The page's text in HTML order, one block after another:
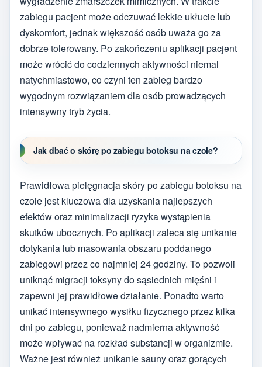
zabiegu pacjent może odczuwać lekkie ukłucie lub
dyskomfort, jednak większość osób uważa go za
dobrze tolerowany. Po zakończeniu aplikacji pacjent
może wrócić do codziennych aktywności niemal
natychmiastowo, co czyni ten zabieg bardzo
wygodnym rozwiązaniem dla osób prowadzących
intensywny tryb życia.
Jak dbać o skórę po zabiegu botoksu na czole?
Prawidłowa pielęgnacja skóry po zabiegu botoksu na
czole jest kluczowa dla uzyskania najlepszych
efektów oraz minimalizacji ryzyka wystąpienia
skutków ubocznych. Po aplikacji zaleca się unikanie
dotykania lub masowania obszaru poddanego
zabiegowi przez co najmniej 24 godziny. To pozwoli
uniknąć migracji toksyny do sąsiednich mięśni i
zapewni jej prawidłowe działanie. Ponadto warto
unikać intensywnego wysiłku fizycznego przez kilka
dni po zabiegu, ponieważ nadmierna aktywność
może wpływać na rozkład substancji w organizmie.
Ważne jest również unikanie sauny oraz gorących